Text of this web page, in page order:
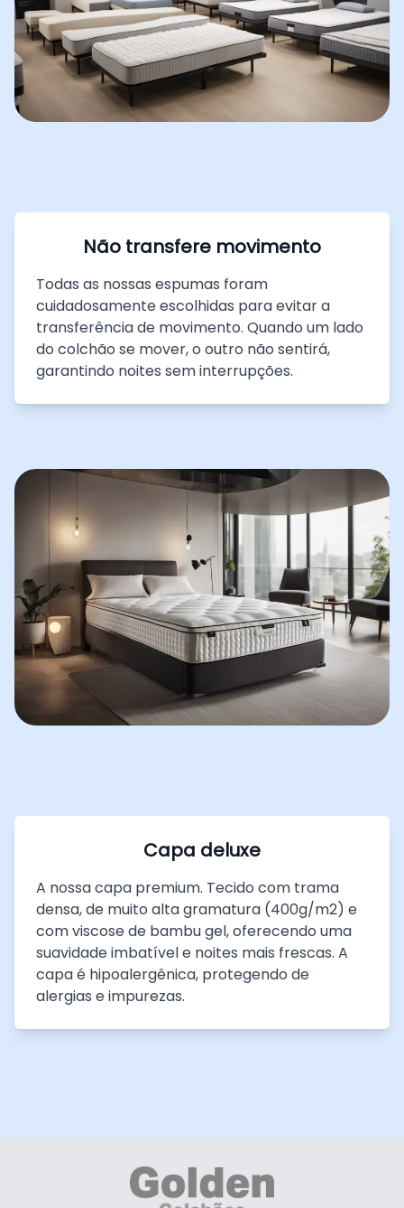
Não transfere movimento
Todas as nossas espumas foram
cuidadosamente escolhidas para evitar a
transferência de movimento. Quando um lado
do colchão se mover, o outro não sentirá,
garantindo noites sem interrupções.
Capa deluxe
A nossa capa premium. Tecido com trama
densa, de muito alta gramatura (400g/m2) e
com viscose de bambu gel, oferecendo uma
suavidade imbatível e noites mais frescas. A
capa é hipoalergênica, protegendo de
alergias e impurezas.